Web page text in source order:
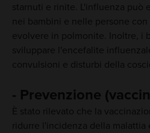
starnuti e rinite. L'influenza può
nei bambini e nelle persone
evolvere in polmonite. Inoltre, i
sviluppare l'encefalite
convulsioni e disturbi della
- Prevenzione
È stato rilevato che la
ridurre l'incidenza della